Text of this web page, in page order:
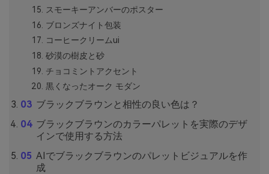
スモーキーアンバーのポスター
ブロンズナイト包装
コーヒークリームui
砂漠の樹皮と砂
チョコミントアクセント
黒くなったオーク モダン
ブラックブラウンと相性の良い色は？
ブラックブラウンのカラーパレットを実際のデザ
インで使用する方法
AIでブラックブラウンのパレットビジュアルを作
成